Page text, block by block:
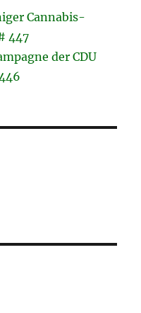
Cannabis-
447
der CDU